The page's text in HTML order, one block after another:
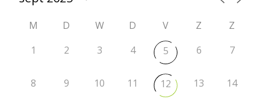
e
r
M D W D V Z
Z
1
2 3 4 5 6 7
8 9 10 11 12 13 14